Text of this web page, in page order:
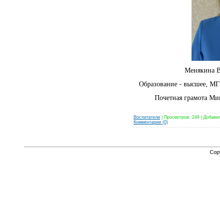
Менякина
Образование - высшее,
Почетная грамота
Воспитатели | Просмотров: 249 |
Комментарии (0)